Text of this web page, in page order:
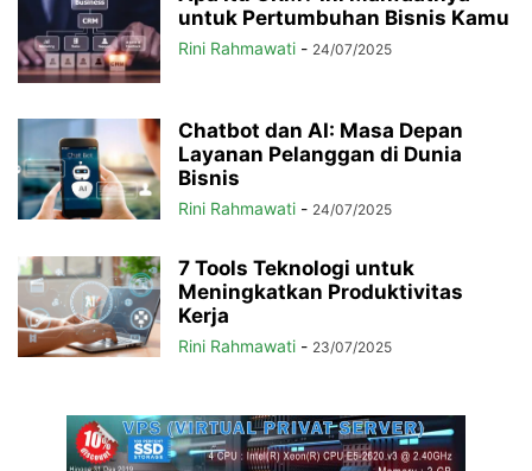
untuk Pertumbuhan Bisnis Kamu
Rini Rahmawati - 24/07/2025
Chatbot dan AI: Masa Depan
Layanan Pelanggan di Dunia
Bisnis
Rini Rahmawati - 24/07/2025
7 Tools Teknologi untuk
Meningkatkan Produktivitas
Kerja
Rini Rahmawati - 23/07/2025